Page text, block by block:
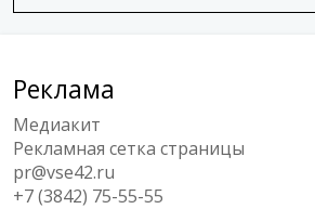
Реклама
Медиакит
Рекламная сетка страницы
pr@vse42.ru
+7 (3842) 75-55-55